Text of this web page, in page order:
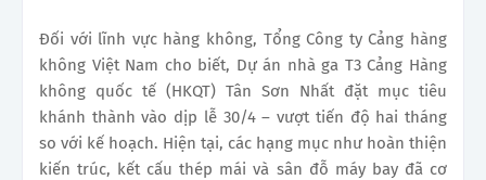
Đối với lĩnh vực hàng không, Tổng Công ty Cảng hàng
không Việt Nam cho biết, Dự án nhà ga T3 Cảng Hàng
không quốc tế (HKQT) Tân Sơn Nhất đặt mục tiêu
khánh thành vào dịp lễ 30/4 – vượt tiến độ hai tháng
so với kế hoạch. Hiện tại, các hạng mục như hoàn thiện
kiến trúc, kết cấu thép mái và sân đỗ máy bay đã cơ